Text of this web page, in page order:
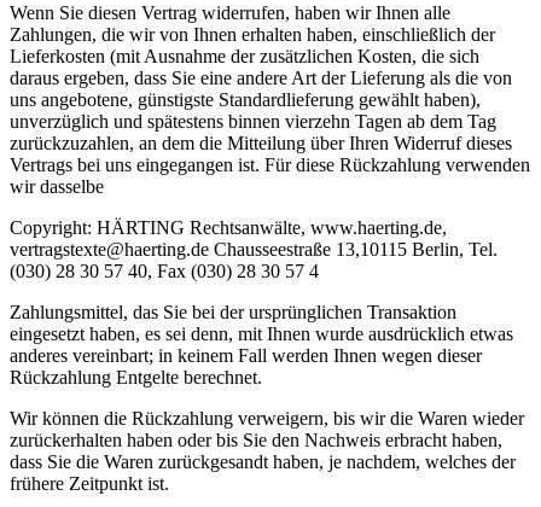
Wenn Sie diesen Vertrag widerrufen, haben wir Ihnen alle
Zahlungen, die wir von Ihnen erhalten haben, einschließlich der
Lieferkosten (mit Ausnahme der zusätzlichen Kosten, die sich
daraus ergeben, dass Sie eine andere Art der Lieferung als die von
uns angebotene, günstigste Standardlieferung gewählt haben),
unverzüglich und spätestens binnen vierzehn Tagen ab dem Tag
zurückzuzahlen, an dem die Mitteilung über Ihren Widerruf dieses
Vertrags bei uns eingegangen ist. Für diese Rückzahlung verwenden
wir dasselbe
Copyright: HÄRTING Rechtsanwälte, www.haerting.de,
vertragstexte@haerting.de Chausseestraße 13,10115 Berlin, Tel.
(030) 28 30 57 40, Fax (030) 28 30 57 4
Zahlungsmittel, das Sie bei der ursprünglichen Transaktion
eingesetzt haben, es sei denn, mit Ihnen wurde ausdrücklich etwas
anderes vereinbart; in keinem Fall werden Ihnen wegen dieser
Rückzahlung Entgelte berechnet.
Wir können die Rückzahlung verweigern, bis wir die Waren wieder
zurückerhalten haben oder bis Sie den Nachweis erbracht haben,
dass Sie die Waren zurückgesandt haben, je nachdem, welches der
frühere Zeitpunkt ist.